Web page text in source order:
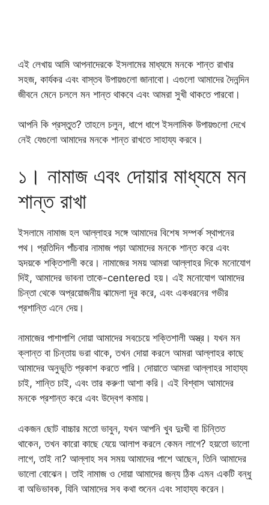
এই লেখায় আমি আপনাদেরকে ইসলামের মাধ্যমে মনকে শান্ত রাখার
সহজ, কার্যকর এবং বাস্তব উপায়গুলো জানাবো। এগুলো আমাদের দৈনন্দিন
জীবনে মেনে চললে মন শান্ত থাকবে এবং আমরা সুখী থাকতে পারবো।
আপনি কি প্রস্তুত? তাহলে চলুন, ধাপে ধাপে ইসলামিক উপায়গুলো দেখে
নেই যেগুলো আমাদের মনকে শান্ত রাখতে সাহায্য করবে।
১। নামাজ এবং দোয়ার মাধ্যমে মন
শান্ত রাখা
ইসলামে নামাজ হল আল্লাহর সঙ্গে আমাদের বিশেষ সম্পর্ক স্থাপনের
পথ। প্রতিদিন পাঁচবার নামাজ পড়া আমাদের মনকে শান্ত করে এবং
হৃদয়কে শক্তিশালী করে। নামাজের সময় আমরা আল্লাহর দিকে মনোযোগ
দিই, আমাদের ভাবনা তাকে-centered হয়। এই মনোযোগ আমাদের
চিন্তা থেকে অপ্রয়োজনীয় ঝামেলা দূর করে, এবং একধরনের গভীর
প্রশান্তি এনে দেয়।
নামাজের পাশাপাশি দোয়া আমাদের সবচেয়ে শক্তিশালী অস্ত্র। যখন মন
ক্লান্ত বা চিন্তায় ভরা থাকে, তখন দোয়া করলে আমরা আল্লাহর কাছে
আমাদের অনুভূতি প্রকাশ করতে পারি। দোয়াতে আমরা আল্লাহর সাহায্য
চাই, শান্তি চাই, এবং তার করুণা আশা করি। এই বিশ্বাস আমাদের
মনকে প্রশান্ত করে এবং উদ্বেগ কমায়।
একজন ছোট বাচ্চার মতো ভাবুন, যখন আপনি খুব দুঃখী বা চিন্তিত
থাকেন, তখন কারো কাছে যেয়ে আলাপ করলে কেমন লাগে? হয়তো ভালো
লাগে, তাই না? আল্লাহ সব সময় আমাদের পাশে আছেন, তিনি আমাদের
ভালো বোঝেন। তাই নামাজ ও দোয়া আমাদের জন্য ঠিক এমন একটি বন্ধু
বা অভিভাবক, যিনি আমাদের সব কথা শুনেন এবং সাহায্য করেন।